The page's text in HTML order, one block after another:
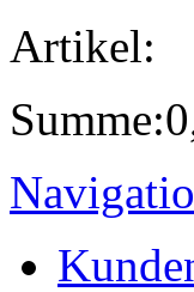
Artikel:
Summe: